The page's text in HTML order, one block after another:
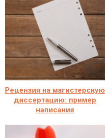
Рецензия на магистерскую
диссертацию: пример
написания